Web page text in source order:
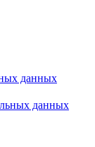
данных
данных